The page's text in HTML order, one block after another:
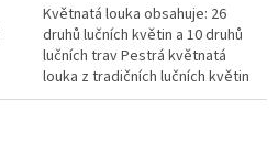
Květnatá louka obsahuje: 26
druhů lučních květin a 10 druhů
lučních trav Pestrá květnatá
louka z tradičních lučních květin